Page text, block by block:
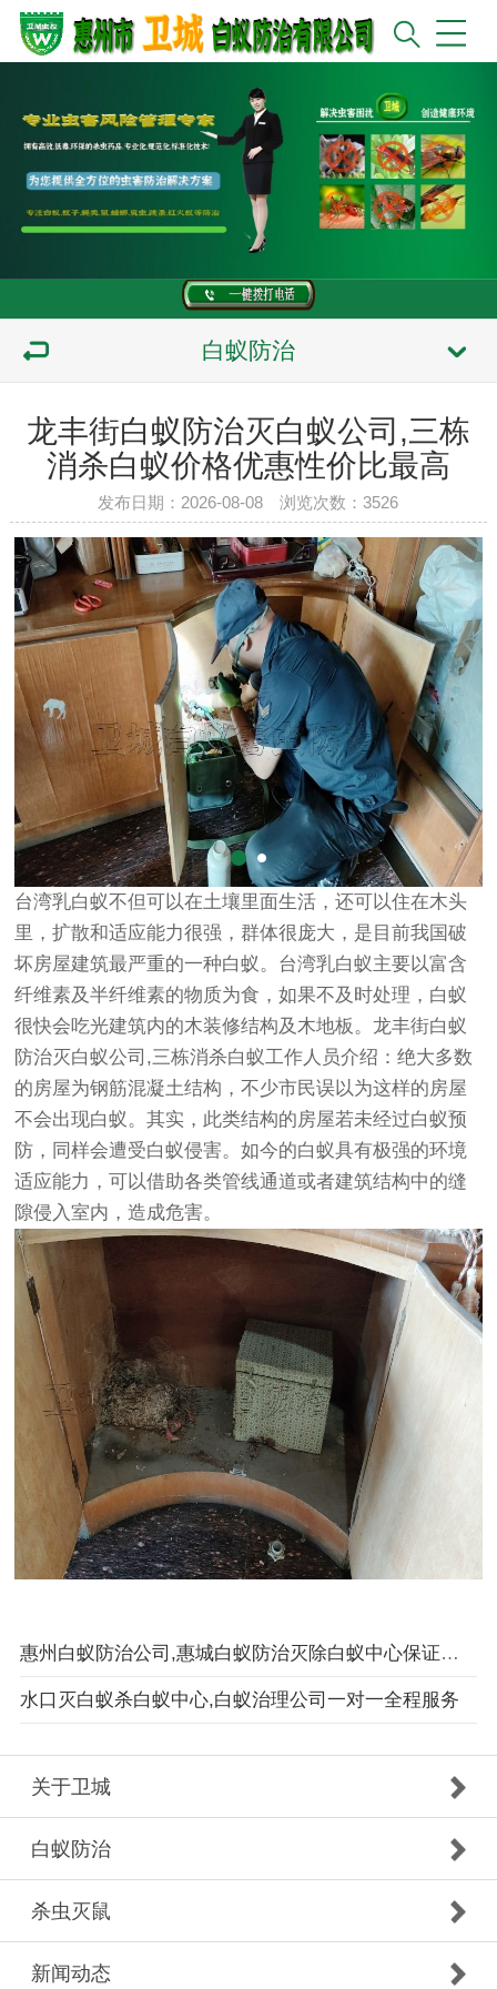
白蚁防治
龙丰街白蚁防治灭白蚁公司,三栋
消杀白蚁价格优惠性价比最高
发布日期：2026-08-08 浏览次数：3526
台湾乳白蚁不但可以在土壤里面生活，还可以住在木头
里，扩散和适应能力很强，群体很庞大，是目前我国破
坏房屋建筑最严重的一种白蚁。台湾乳白蚁主要以富含
纤维素及半纤维素的物质为食，如果不及时处理，白蚁
很快会吃光建筑内的木装修结构及木地板。龙丰街白蚁
防治灭白蚁公司 ,三栋消杀白蚁工作人员介绍：绝大多数
的房屋为钢筋混凝土结构，不少市民误以为这样的房屋
不会出现白蚁。其实，此类结构的房屋若未经过白蚁预
防，同样会遭受白蚁侵害。如今的白蚁具有极强的环境
适应能力，可以借助各类管线通道或者建筑结构中的缝
隙侵入室内，造成危害。
惠州白蚁防治公司,惠城白蚁防治灭除白蚁中心保证最优效果
水口灭白蚁杀白蚁中心,白蚁治理公司一对一全程服务
关于卫城
白蚁防治
杀虫灭鼠
新闻动态